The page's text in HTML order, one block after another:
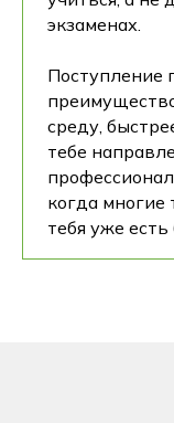
экзаменах.
Поступление
среду,
тебе
когда многие
тебя уже